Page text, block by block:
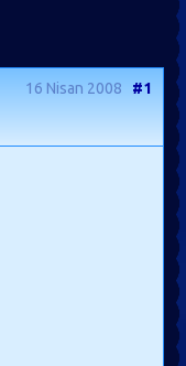
16 Nisan 2008 #1